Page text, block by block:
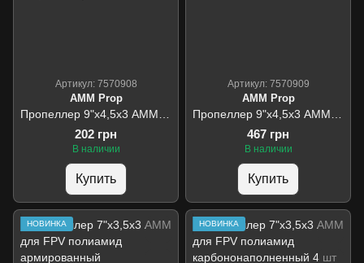
Артикул: 7570908
AMM Prop
202 грн
В наличии
Купить
Артикул: 7570909
AMM Prop
467 грн
В наличии
Купить
НОВИНКА НОВИНКА